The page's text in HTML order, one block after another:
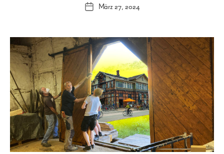
Veröffentlichungsdatum
März 27, 2024